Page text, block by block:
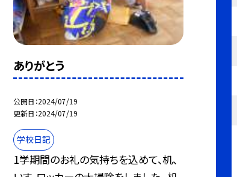
ありがとう
公開日 2024/07/19
更新日 2024/07/19
学校日記
1学期間のお礼の気持ちを込めて、机、